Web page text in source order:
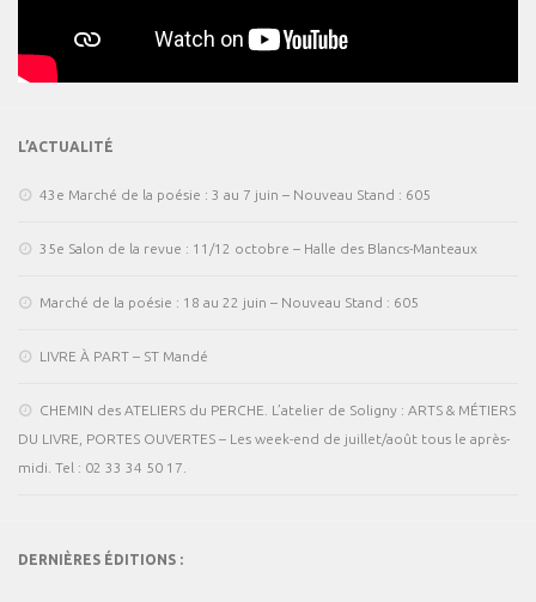
L’ACTUALITÉ
43e Marché de la poésie : 3 au 7 juin – Nouveau Stand : 605
35e Salon de la revue : 11/12 octobre – Halle des Blancs-Manteaux
Marché de la poésie : 18 au 22 juin – Nouveau Stand : 605
LIVRE À PART – ST Mandé
CHEMIN des ATELIERS du PERCHE. L’atelier de Soligny : ARTS & MÉTIERS
DU LIVRE, PORTES OUVERTES – Les week-end de juillet/août tous le après-
midi. Tel : 02 33 34 50 17.
DERNIÈRES ÉDITIONS :